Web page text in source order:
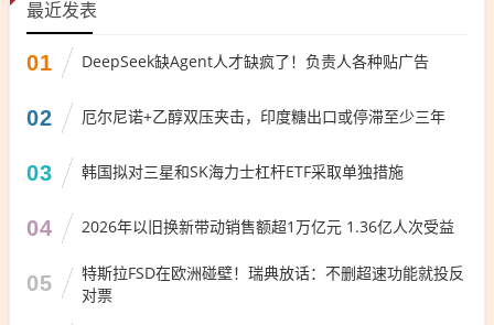
最近发表
01 DeepSeek缺Agent人才缺疯了！负责人各种贴广告
02 厄尔尼诺+乙醇双压夹击，印度糖出口或停滞至少三年
03 韩国拟对三星和SK海力士杠杆ETF采取单独措施
04 2026年以旧换新带动销售额超1万亿元 1.36亿人次受益
05
特斯拉FSD在欧洲碰壁！瑞典放话：不删超速功能就投反
对票